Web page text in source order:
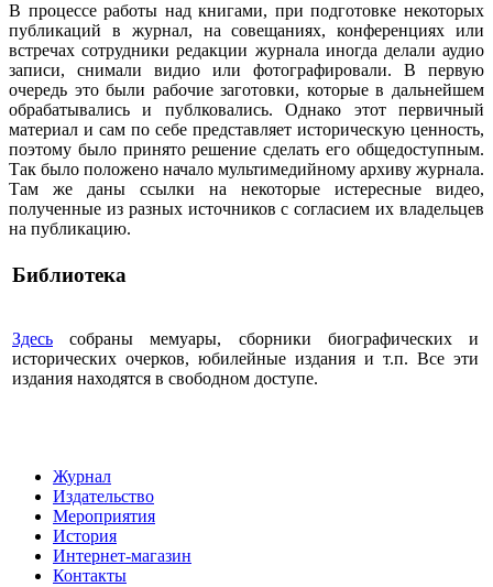
В процессе работы над книгами, при подготовке некоторых
публикаций в журнал, на совещаниях, конференциях или
встречах сотрудники редакции журнала иногда делали аудио
записи, снимали видио или фотографировали. В первую
очередь это были рабочие заготовки, которые в дальнейшем
обрабатывались и публковались. Однако этот первичный
материал и сам по себе представляет историческую ценность,
поэтому было принято решение сделать его общедоступным.
Так было положено начало мультимедийному архиву журнала.
Там же даны ссылки на некоторые истересные видео,
полученные из разных источников с согласием их владельцев
на публикацию.
Библиотека
Здесь собраны мемуары, сборники биографических и
исторических очерков, юбилейные издания и т.п. Все эти
издания находятся в свободном доступе.
Журнал
Издательство
Мероприятия
История
Интернет-магазин
Контакты